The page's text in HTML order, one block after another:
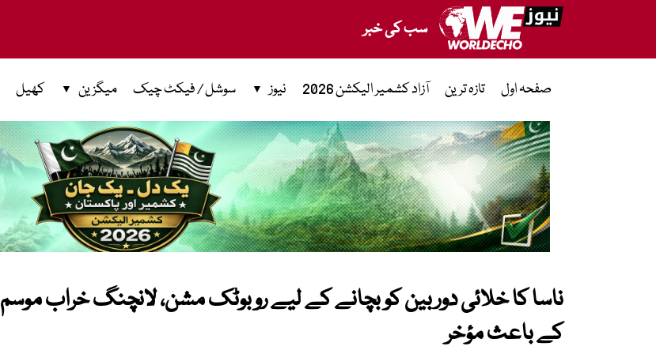
سب کی خبر
صفحہ اول تازہ ترین آزاد کشمیر الیکشن 2026 نیوز سوشل / فیکٹ چیک میگزین کھیل
ناسا کا خلائی دوربین کو بچانے کے لیے روبوٹک مشن، لانچنگ خراب موسم
کے باعث مؤخر